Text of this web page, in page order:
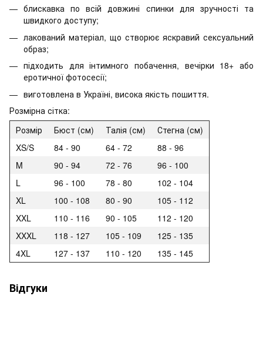
блискавка по всій довжині спинки для зручності та
швидкого доступу;
лакований матеріал, що створює яскравий сексуальний
образ;
підходить для інтимного побачення, вечірки 18+ або
еротичної фотосесії;
виготовлена в Україні, висока якість пошиття.
Розмірна сітка:
Розмір
Бюст (см) Талія (см)
Стегна (см)
XS/S
84 - 90 64 - 72
88 - 96
M
90 - 94 72 - 76
96 - 100
L
96 - 100 78 - 80
102 - 104
XL
100 - 108 80 - 90
105 - 112
XXL
110 - 116 90 - 105
112 - 120
XXXL
118 - 127 105 - 109
125 - 135
4XL
127 - 137 110 - 120 135 - 145
Відгуки